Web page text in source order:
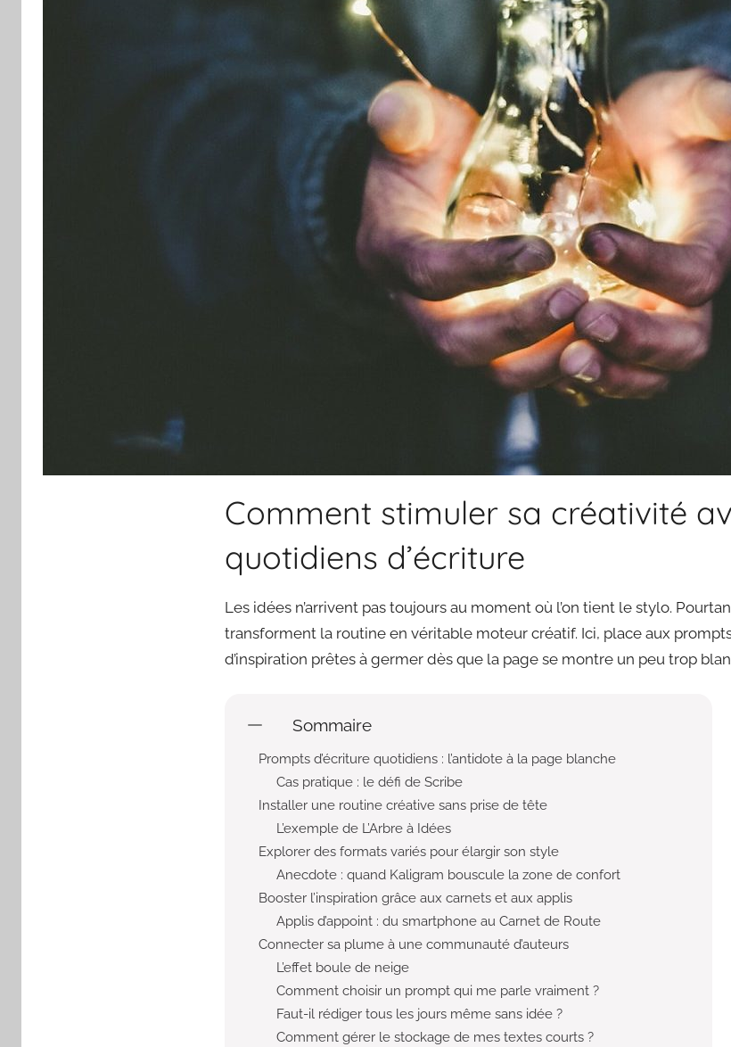
Comment stimuler sa créativité
quotidiens d’écriture
Les idées n’arrivent pas toujours au moment où l’on tient le stylo.
transforment la routine en véritable moteur créatif. Ici, place aux
d’inspiration prêtes à germer dès que la page se montre un peu trop
Sommaire
Prompts d’écriture quotidiens : l’antidote à la page blanche
Cas pratique : le défi de Scribe
Installer une routine créative sans prise de tête
L’exemple de L’Arbre à Idées
Explorer des formats variés pour élargir son style
Anecdote : quand Kaligram bouscule la zone de confort
Booster l’inspiration grâce aux carnets et aux applis
Applis d’appoint : du smartphone au Carnet de Route
Connecter sa plume à une communauté d’auteurs
L’effet boule de neige
Comment choisir un prompt qui me parle vraiment ?
Faut-il rédiger tous les jours même sans idée ?
Comment gérer le stockage de mes textes courts ?